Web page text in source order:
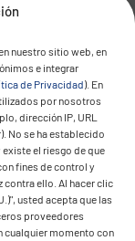
nuestro sitio web, en
e integrar
de Privacidad). En
por nosotros
dirección IP, URL
No se ha establecido
el riesgo de que
fines de control y
contra ello. Al hacer clic
usted acepta que las
proveedores
cualquier momento con